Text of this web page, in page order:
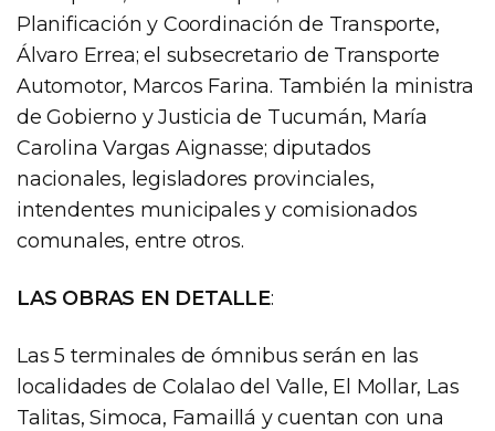
Planificación y Coordinación de Transporte,
Álvaro Errea; el subsecretario de Transporte
Automotor, Marcos Farina. También la ministra
de Gobierno y Justicia de Tucumán, María
Carolina Vargas Aignasse; diputados
nacionales, legisladores provinciales,
intendentes municipales y comisionados
comunales, entre otros.
LAS OBRAS EN DETALLE:
Las 5 terminales de ómnibus serán en las
localidades de Colalao del Valle, El Mollar, Las
Talitas, Simoca, Famaillá y cuentan con una